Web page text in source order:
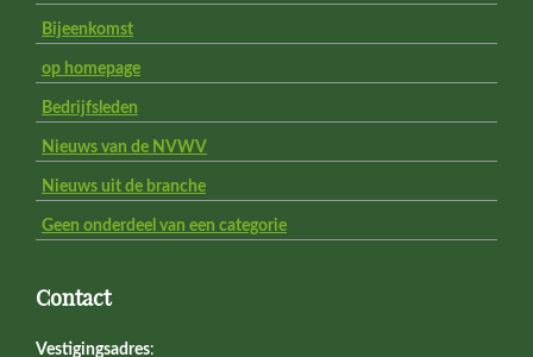
Bijeenkomst
op homepage
Bedrijfsleden
Nieuws van de NVWV
Nieuws uit de branche
Geen onderdeel van een categorie
Contact
Vestigingsadres: